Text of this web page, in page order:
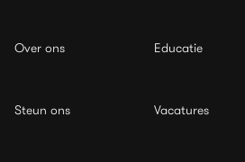
Over ons Educatie
Steun ons Vacatures